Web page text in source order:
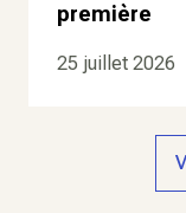
première
25 juillet 2026